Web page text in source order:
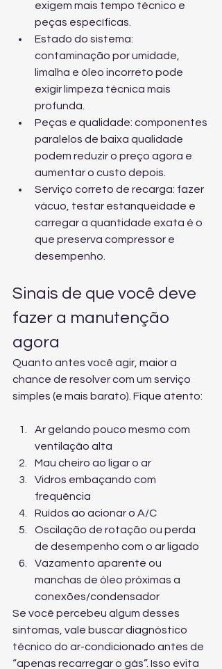
exigem mais tempo técnico e
peças específicas.
Estado do sistema:
contaminação por umidade,
limalha e óleo incorreto pode
exigir limpeza técnica mais
profunda.
Peças e qualidade: componentes
paralelos de baixa qualidade
podem reduzir o preço agora e
aumentar o custo depois.
Serviço correto de recarga: fazer
vácuo, testar estanqueidade e
carregar a quantidade exata é o
que preserva compressor e
desempenho.
Sinais de que você deve
fazer a manutenção
agora
Quanto antes você agir, maior a
chance de resolver com um serviço
simples (e mais barato). Fique atento:
Ar gelando pouco mesmo com
ventilação alta
Mau cheiro ao ligar o ar
Vidros embaçando com
frequência
Ruídos ao acionar o A/C
Oscilação de rotação ou perda
de desempenho com o ar ligado
Vazamento aparente ou
manchas de óleo próximas a
conexões/condensador
Se você percebeu algum desses
sintomas, vale buscar diagnóstico
técnico do ar-condicionado antes de
“apenas recarregar o gás”. Isso evita